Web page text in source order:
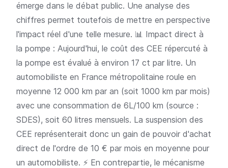
émerge dans le débat public. Une analyse des
chiffres permet toutefois de mettre en perspective
l'impact réel d'une telle mesure. 📊 Impact direct à
la pompe : Aujourd'hui, le coût des CEE répercuté à
la pompe est évalué à environ 17 ct par litre. Un
automobiliste en France métropolitaine roule en
moyenne 12 000 km par an (soit 1000 km par mois)
avec une consommation de 6L/100 km (source :
SDES), soit 60 litres mensuels. La suspension des
CEE représenterait donc un gain de pouvoir d'achat
direct de l'ordre de 10 € par mois en moyenne pour
un automobiliste. ⚡ En contrepartie, le mécanisme